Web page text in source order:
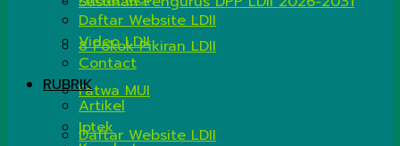
8 Pokok Pikiran LDII
Fatwa MUI
Daftar Website LDII
Daftar Website LDII
Video LDII
Contact
RUBRIK
Artikel
Iptek